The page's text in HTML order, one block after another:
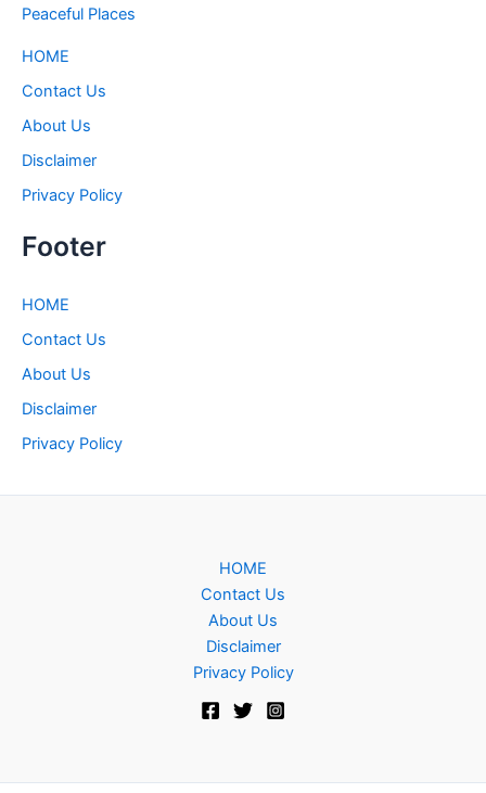
Peaceful Places
HOME
Contact Us
About Us
Disclaimer
Privacy Policy
Footer
HOME
Contact Us
About Us
Disclaimer
Privacy Policy
HOME
Contact Us
About Us
Disclaimer
Privacy Policy